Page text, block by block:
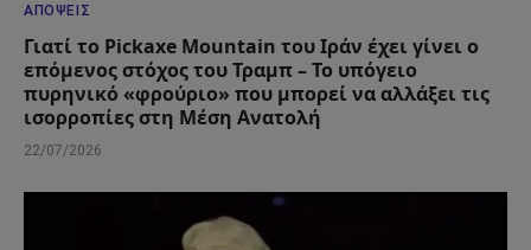
ΑΠΌΨΕΙΣ
Γιατί το Pickaxe Mountain του Ιράν έχει γίνει ο
επόμενος στόχος του Τραμπ – Το υπόγειο
πυρηνικό «φρούριο» που μπορεί να αλλάξει τις
ισορροπίες στη Μέση Ανατολή
22/07/2026